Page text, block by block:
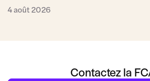
4 août 2026
Contactez la